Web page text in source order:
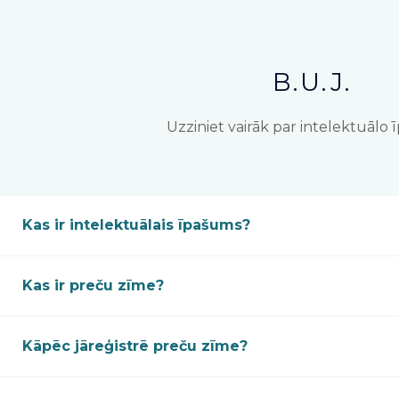
B.U.J.
Uzziniet vairāk par intelektuālo
Kas ir intelektuālais īpašums?
Kas ir preču zīme?
Kāpēc jāreģistrē preču zīme?